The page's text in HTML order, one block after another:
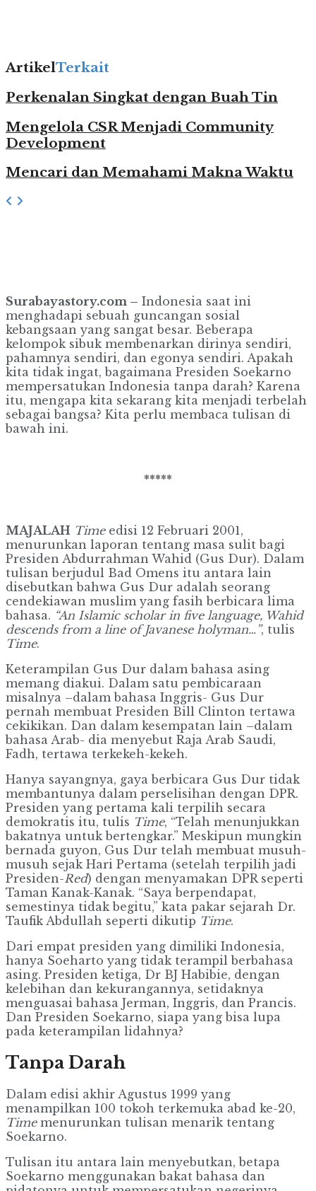
ArtikelTerkait
Perkenalan Singkat dengan Buah Tin
Mengelola CSR Menjadi Community
Development
Mencari dan Memahami Makna Waktu
Surabayastory.com – Indonesia saat ini
menghadapi sebuah guncangan sosial
kebangsaan yang sangat besar. Beberapa
kelompok sibuk membenarkan dirinya sendiri,
pahamnya sendiri, dan egonya sendiri. Apakah
kita tidak ingat, bagaimana Presiden Soekarno
mempersatukan Indonesia tanpa darah? Karena
itu, mengapa kita sekarang kita menjadi terbelah
sebagai bangsa? Kita perlu membaca tulisan di
bawah ini.
*****
MAJALAH Timeedisi 12 Februari 2001,
menurunkan laporan tentang masa sulit bagi
Presiden Abdurrahman Wahid (Gus Dur). Dalam
tulisan berjudul Bad Omens itu antara lain
disebutkan bahwa Gus Dur adalah seorang
cendekiawan muslim yang fasih berbicara lima
bahasa. “An Islamic scholar in five language, Wahid
descends from a line of Javanese holyman…”, tulis
Time.
Keterampilan Gus Dur dalam bahasa asing
memang diakui. Dalam satu pembicaraan
misalnya –dalam bahasa Inggris- Gus Dur
pernah membuat Presiden Bill Clinton tertawa
cekikikan. Dan dalam kesempatan lain –dalam
bahasa Arab- dia menyebut Raja Arab Saudi,
Fadh, tertawa terkekeh-kekeh.
Hanya sayangnya, gaya berbicara Gus Dur tidak
membantunya dalam perselisihan dengan DPR.
Presiden yang pertama kali terpilih secara
demokratis itu, tulis Time, “Telah menunjukkan
bakatnya untuk bertengkar.” Meskipun mungkin
bernada guyon, Gus Dur telah membuat musuh-
musuh sejak Hari Pertama (setelah terpilih jadi
Presiden-Red) dengan menyamakan DPR seperti
Taman Kanak-Kanak. “Saya berpendapat,
semestinya tidak begitu,” kata pakar sejarah Dr.
Taufik Abdullah seperti dikutip Time.
Dari empat presiden yang dimiliki Indonesia,
hanya Soeharto yang tidak terampil berbahasa
asing. Presiden ketiga, Dr BJ Habibie, dengan
kelebihan dan kekurangannya, setidaknya
menguasai bahasa Jerman, Inggris, dan Prancis.
Dan Presiden Soekarno, siapa yang bisa lupa
pada keterampilan lidahnya?
Tanpa Darah
Dalam edisi akhir Agustus 1999 yang
menampilkan 100 tokoh terkemuka abad ke-20,
Timemenurunkan tulisan menarik tentang
Soekarno.
Tulisan itu antara lain menyebutkan, betapa
Soekarno menggunakan bakat bahasa dan